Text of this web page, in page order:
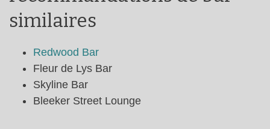
similaires
Redwood Bar
Fleur de Lys Bar
Skyline Bar
Bleeker Street Lounge